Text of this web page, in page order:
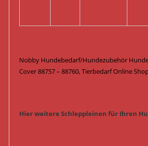
Nobby Hundebedarf/Hundezubehör
Cover 88757 – 88760, Tierbedarf Online
Hier weitere Schleppleinen für Ihren